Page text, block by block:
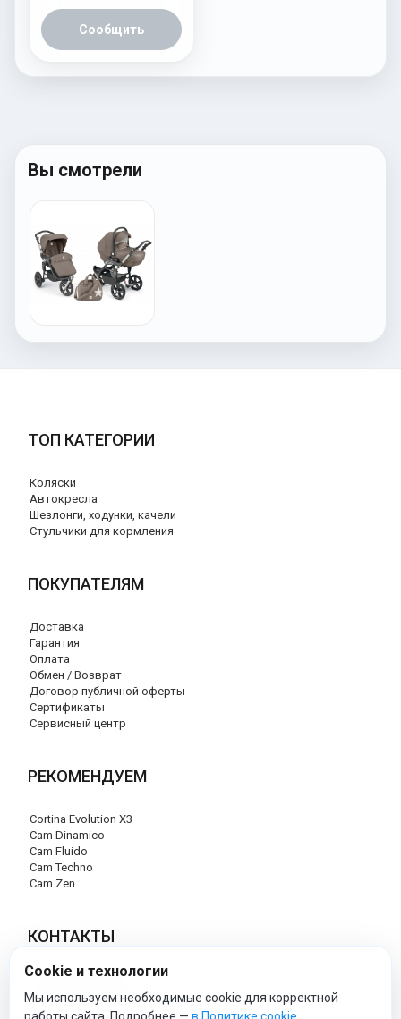
Сообщить
Вы смотрели
ТОП КАТЕГОРИИ
Коляски
Автокресла
Шезлонги, ходунки, качели
Стульчики для кормления
ПОКУПАТЕЛЯМ
Доставка
Гарантия
Оплата
Обмен / Возврат
Договор публичной оферты
Сертификаты
Сервисный центр
РЕКОМЕНДУЕМ
Cortina Evolution X3
Cam Dinamico
Cam Fluido
Cam Techno
Cam Zen
КОНТАКТЫ
+7 (495) 120-29-85
info@cam-official-store.ru
Cookie и технологии
Мы используем необходимые cookie для корректной